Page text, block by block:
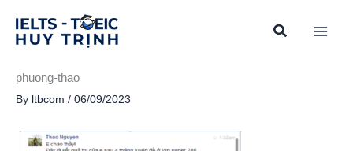
content
phuong-thao
By ltbcom / 06/09/2023